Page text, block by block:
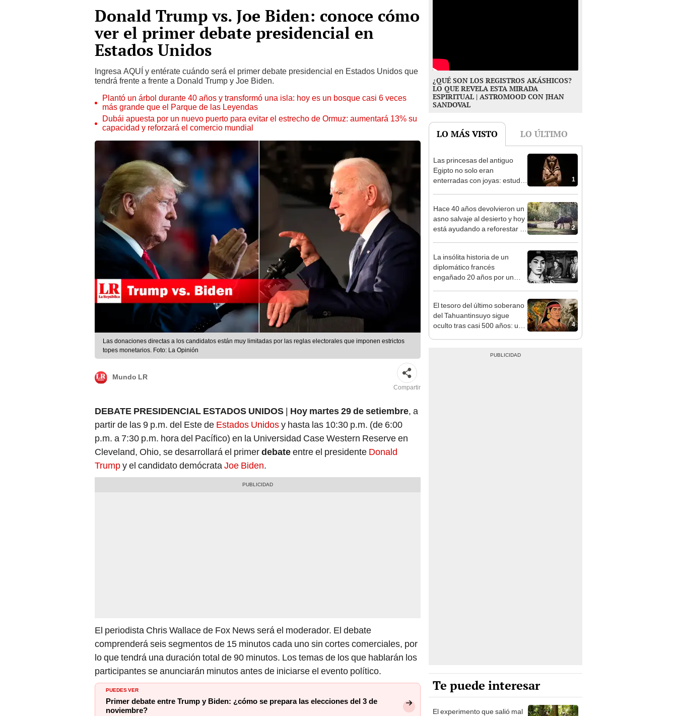
Donald Trump vs. Joe Biden: conoce cómo
ver el primer debate presidencial en
Estados Unidos
Ingresa AQUÍ y entérate cuándo será el primer debate presidencial en Estados Unidos que
tendrá frente a frente a Donald Trump y Joe Biden.
Plantó un árbol durante 40 años y transformó una isla: hoy es un bosque casi 6 veces
más grande que el Parque de las Leyendas
Dubái apuesta por un nuevo puerto para evitar el estrecho de Ormuz: aumentará 13% su
capacidad y reforzará el comercio mundial
Las donaciones directas a los candidatos están muy limitadas por las reglas electorales que imponen estrictos
topes monetarios. Foto: La Opinión
Mundo LR
Compartir
DEBATE PRESIDENCIAL ESTADOS UNIDOS | Hoy martes 29 de setiembre, a
partir de las 9 p.m. del Este de Estados Unidosy hasta las 10:30 p.m. (de 6:00
p.m. a 7:30 p.m. hora del Pacífico) en la Universidad Case Western Reserve en
Cleveland, Ohio, se desarrollará el primerdebateentre el presidente Donald
Trumpy el candidato demócrataJoe Biden.
El periodista Chris Wallace de Fox News será el moderador. El debate
comprenderá seis segmentos de 15 minutos cada uno sin cortes comerciales, por
lo que tendrá una duración total de 90 minutos. Los temas de los que hablarán los
participantes se anunciarán minutos antes de iniciarse el evento político.
PUEDES VER
Primer debate entre Trump y Biden: ¿cómo se prepara las elecciones del 3 de
noviembre?
¿QUÉ SON LOS REGISTROS AKÁSHICOS?
LO QUE REVELA ESTA MIRADA
ESPIRITUAL | ASTROMOOD CON JHAN
SANDOVAL
LO MÁS VISTO LO ÚLTIMO
1
Las princesas del antiguo
Egipto no solo eran
enterradas con joyas: estudio
tumbas
2
Hace 40 años devolvieron un
asno salvaje al desierto y hoy
está ayudando a reforestar el
3
La insólita historia de un
diplomático francés
engañado 20 años por un
4
El tesoro del último soberano
del Tahuantinsuyo sigue
oculto tras casi 500 años: un
Te puede interesar
El experimento que salió mal